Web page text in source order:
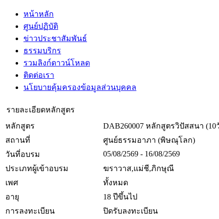
หน้าหลัก
ศูนย์ปฏิบัติ
ข่าวประชาสัมพันธ์
ธรรมบริกร
รวมลิงก์ดาวน์โหลด
ติดต่อเรา
นโยบายคุ้มครองข้อมูลส่วนบุคคล
รายละเอียดหลักสูตร
หลักสูตร
DAB260007 หลักสูตรวิปัสสนา (10
สถานที่
ศูนย์ธรรมอาภา (พิษณุโลก)
วันที่อบรม
05/08/2569 - 16/08/2569
ประเภทผู้เข้าอบรม
ฆราวาส,แม่ชี,ภิกษุณี
เพศ
ทั้งหมด
อายุ
18 ปีขึ้นไป
การลงทะเบียน
ปิดรับลงทะเบียน